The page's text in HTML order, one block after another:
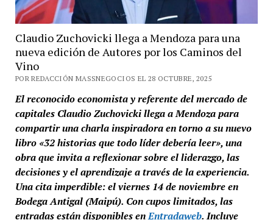
Claudio Zuchovicki llega a Mendoza para una
nueva edición de Autores por los Caminos del
Vino
POR REDACCIÓN MASSNEGOCIOS EL 28 OCTUBRE, 2025
El reconocido economista y referente del mercado de
capitales Claudio Zuchovicki llega a Mendoza para
compartir una charla inspiradora en torno a su nuevo
libro «32 historias que todo líder debería leer», una
obra que invita a reflexionar sobre el liderazgo, las
decisiones y el aprendizaje a través de la experiencia.
Una cita imperdible: el viernes 14 de noviembre en
Bodega Antigal (Maipú). Con cupos limitados, las
entradas están disponibles enEntradaweb. Incluye